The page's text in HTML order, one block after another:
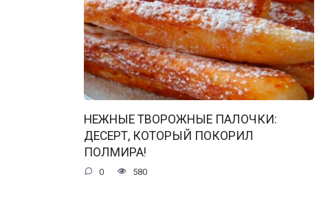
НЕЖНЫЕ ТВОРОЖНЫЕ ПАЛОЧКИ:
ДЕСЕРТ, КОТОРЫЙ ПОКОРИЛ
ПОЛМИРА!
0 580